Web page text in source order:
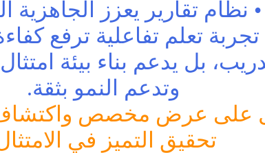
• نظام تقارير يعزز الجاهزية
تجربة تعلم تفاعلية ترفع
بل يدعم بناء بيئة
وتدعم النمو بثقة.
على عرض مخصص
تحقيق التميز في